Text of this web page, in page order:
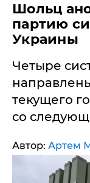
Шольц
партию
Украины
Четыре
текущего
со
Автор: Артем